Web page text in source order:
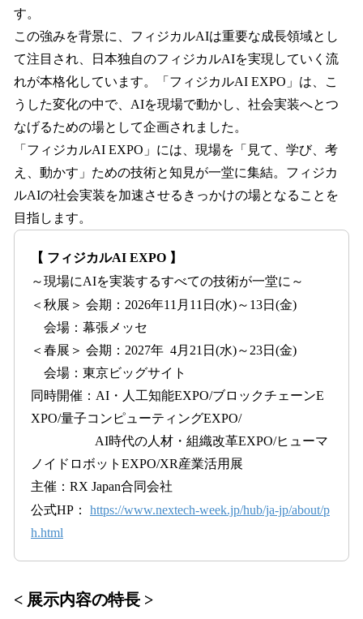
す。
この強みを背景に、フィジカルAIは重要な成長領域とし
て注目され、日本独自のフィジカルAIを実現していく流
れが本格化しています。「フィジカルAI EXPO」は、こ
うした変化の中で、AIを現場で動かし、社会実装へとつ
なげるための場として企画されました。
「フィジカルAI EXPO」には、現場を「見て、学び、考
え、動かす」ための技術と知見が一堂に集結。フィジカ
ルAIの社会実装を加速させるきっかけの場となることを
目指します。
【 フィジカルAI EXPO 】
～現場にAIを実装するすべての技術が一堂に～
＜秋展＞ 会期：2026年11月11日(水)～13日(金)
会場：幕張メッセ
＜春展＞ 会期：2027年 4月21日(水)～23日(金)
会場：東京ビッグサイト
同時開催：AI・人工知能EXPO/ブロックチェーンE
XPO/量子コンピューティングEXPO/
AI時代の人材・組織改革EXPO/ヒューマ
ノイドロボットEXPO/XR産業活用展
主催：RX Japan合同会社
公式HP： https://www.nextech-week.jp/hub/ja-jp/about/p
h.html
< 展示内容の特長 >